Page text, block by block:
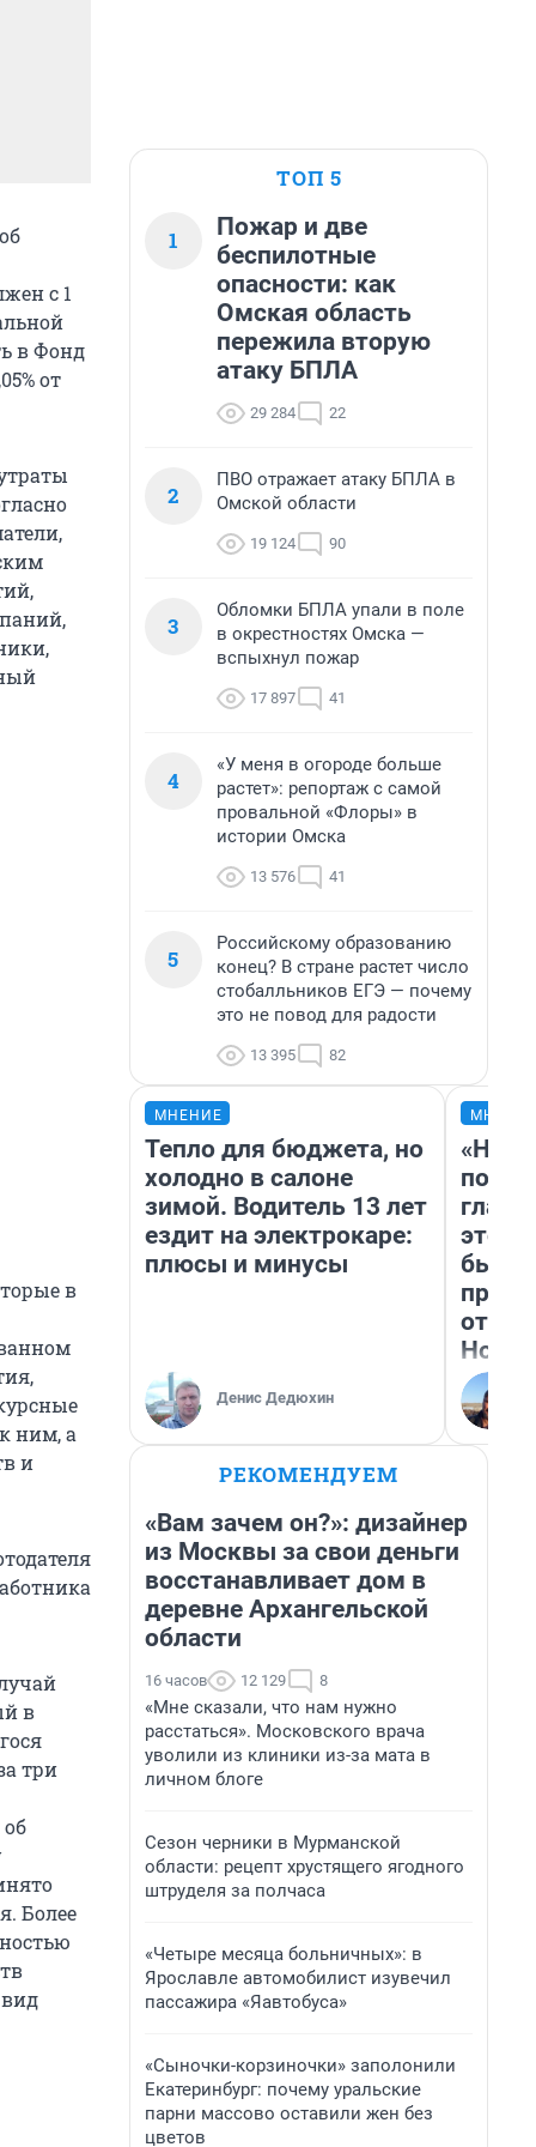
с 1
в Фонд
от
в
ним, а
и
в
три
Более
ТОП 5
1
Пожар и две
беспилотные
опасности: как
Омская область
пережила вторую
атаку БПЛА
29 284 22
2
ПВО отражает атаку БПЛА в
Омской области
19 124 90
3
Обломки БПЛА упали в поле
в окрестностях Омска —
вспыхнул пожар
17 897 41
4
«У меня в огороде больше
растет»: репортаж с самой
провальной «Флоры» в
истории Омска
13 576 41
5
Российскому образованию
конец? В стране растет число
стобалльников ЕГЭ — почему
это не повод для радости
13 395 82
МНЕНИЕ
Тепло для бюджета, но
холодно в салоне
зимой. Водитель 13 лет
ездит на электрокаре:
плюсы и минусы
Денис Дедюхин
этого
бьет
РЕКОМЕНДУЕМ
«Вам зачем он?»: дизайнер
из Москвы за свои деньги
восстанавливает дом в
деревне Архангельской
области
16 часов 12 129 8
«Мне сказали, что нам нужно
расстаться». Московского врача
уволили из клиники из-за мата в
личном блоге
Сезон черники в Мурманской
области: рецепт хрустящего ягодного
штруделя за полчаса
«Четыре месяца больничных»: в
Ярославле автомобилист изувечил
пассажира «Яавтобуса»
«Сыночки-корзиночки» заполонили
Екатеринбург: почему уральские
парни массово оставили жен без
цветов